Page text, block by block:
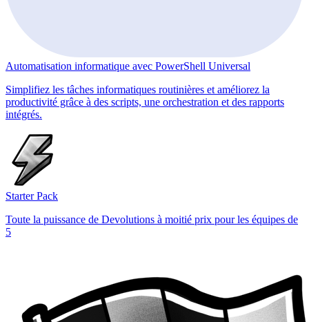
Automatisation informatique avec PowerShell Universal
Simplifiez les tâches informatiques routinières et améliorez la
productivité grâce à des scripts, une orchestration et des rapports
intégrés.
Starter Pack
Toute la puissance de Devolutions à moitié prix pour les équipes de
5